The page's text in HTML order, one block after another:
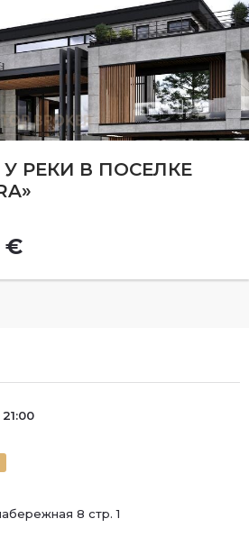
РЕКИ В ПОСЕЛКЕ
€
8 стр. 1